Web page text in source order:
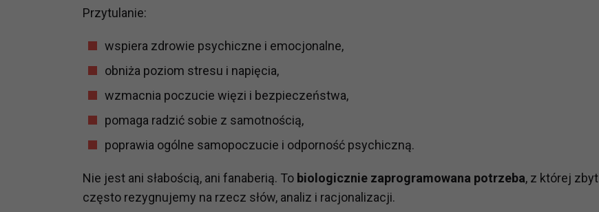
Przytulanie:
wspiera zdrowie psychiczne i emocjonalne,
obniża poziom stresu i napięcia,
wzmacnia poczucie więzi i bezpieczeństwa,
pomaga radzić sobie z samotnością,
poprawia ogólne samopoczucie i odporność psychiczną.
Nie jest ani słabością, ani fanaberią. To biologicznie zaprogramowana potrzeba, z której zbyt
często rezygnujemy na rzecz słów, analiz i racjonalizacji.